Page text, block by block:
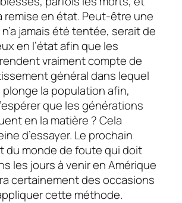
remise en état. Peut-être une
jamais été tentée, serait de
en l’état afin que les
vraiment compte de
général dans lequel
la population afin,
que les générations
en la matière ? Cela
d’essayer. Le prochain
du monde de foute qui doit
les jours à venir en Amérique
certainement des occasions
cette méthode.